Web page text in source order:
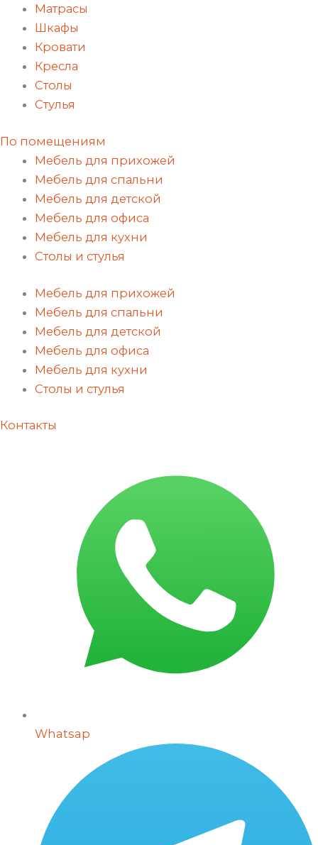
Матрасы
Шкафы
Кровати
Кресла
Столы
Стулья
По помещениям
Мебель для прихожей
Мебель для спальни
Мебель для детской
Мебель для офиса
Мебель для кухни
Столы и стулья
Мебель для прихожей
Мебель для спальни
Мебель для детской
Мебель для офиса
Мебель для кухни
Столы и стулья
Контакты
Whatsap